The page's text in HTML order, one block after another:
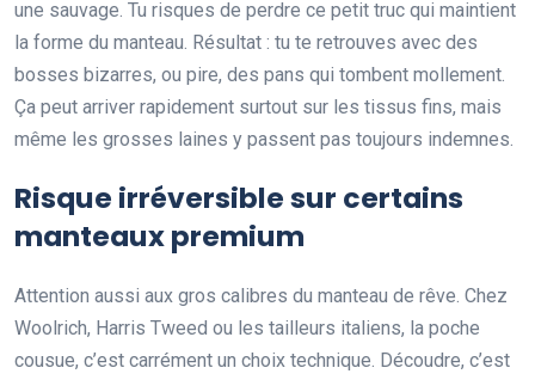
une sauvage. Tu risques de perdre ce petit truc qui maintient
la forme du manteau. Résultat : tu te retrouves avec des
bosses bizarres, ou pire, des pans qui tombent mollement.
Ça peut arriver rapidement surtout sur les tissus fins, mais
même les grosses laines y passent pas toujours indemnes.
Risque irréversible sur certains
manteaux premium
Attention aussi aux gros calibres du manteau de rêve. Chez
Woolrich, Harris Tweed ou les tailleurs italiens, la poche
cousue, c’est carrément un choix technique. Découdre, c’est